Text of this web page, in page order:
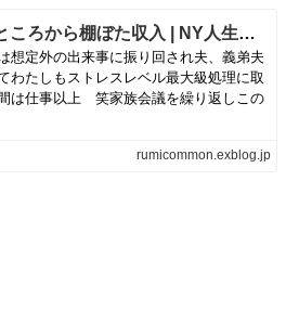
思わぬところから棚ぼた収入 | NY人生一瞬先はバラ色
想定外の出来事に振り回され夫、義弟夫
わたしもストレスレベル最大級処理に取
は仕事以上 笑家族会議を繰り返しこの
rumicommon.exblog.jp